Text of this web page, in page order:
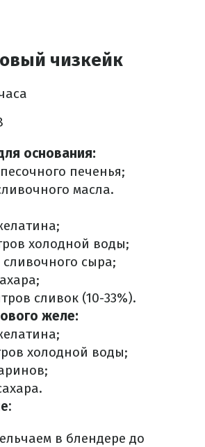
чизкейк
основания:
печенья;
масла.
холодной воды;
сыра;
сливок (10-33%).
желе:
холодной воды;
в блендере до